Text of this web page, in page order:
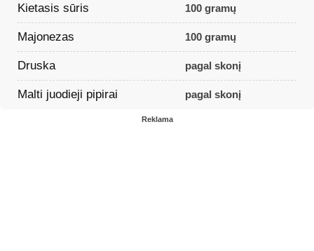
Kietasis sūris 100 gramų
Majonezas 100 gramų
Druska pagal skonį
Malti juodieji pipirai pagal skonį
Reklama